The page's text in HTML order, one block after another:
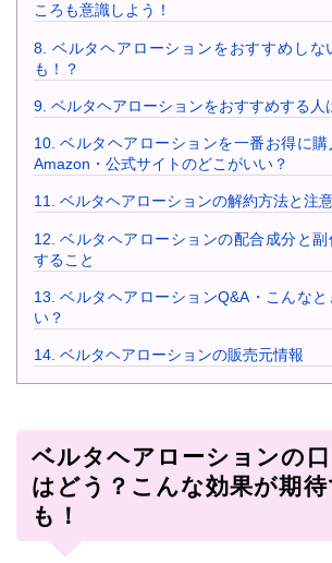
ころも意識しよう！
8. ベルタヘアローションをおすすめしな
も！？
9. ベルタヘアローションをおすすめする人
10. ベルタヘアローションを一番お得に購
Amazon・公式サイトのどこがいい？
11. ベルタヘアローションの解約方法と注
12. ベルタヘアローションの配合成分と
すること
13. ベルタヘアローションQ&A・こんな
い？
14. ベルタヘアローションの販売元情報
ベルタヘアローションの
はどう？こんな効果が期
も！